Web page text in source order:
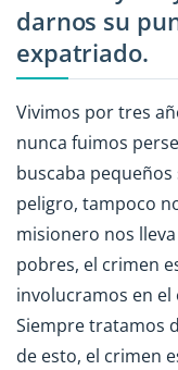
darnos su
expatriado.
Vivimos por tres
nunca fuimos
buscaba
peligro, tampoco
misionero nos
pobres, el crimen
involucramos en el
Siempre tratamos
de esto, el crimen